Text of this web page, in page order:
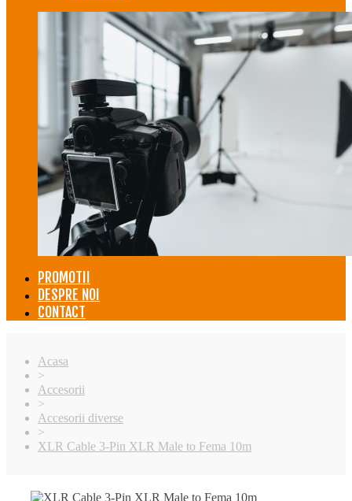
PROMOTII
DESPRE NOI
CONTACT
Acasa
>
Accesorii
>
Accesorii diverse
>
XLR Cable 3-Pin XLR Male to Fema 10m